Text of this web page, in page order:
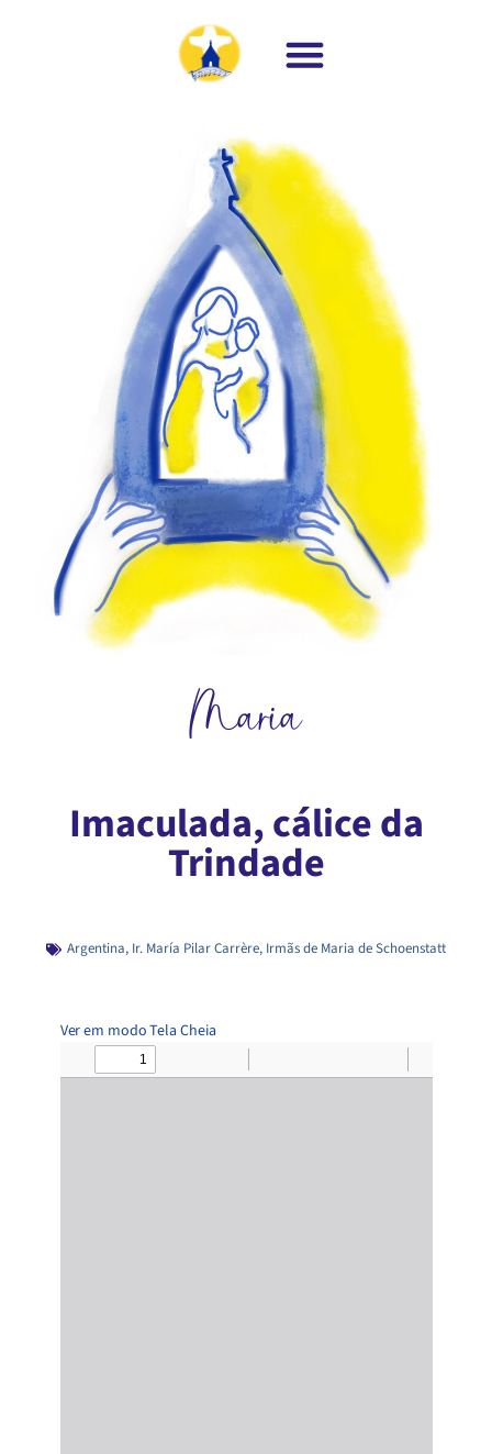
Maria
Imaculada, cálice da
Trindade
Argentina, Ir. María Pilar Carrère, Irmãs de Maria de Schoenstatt
Ver em modo Tela Cheia